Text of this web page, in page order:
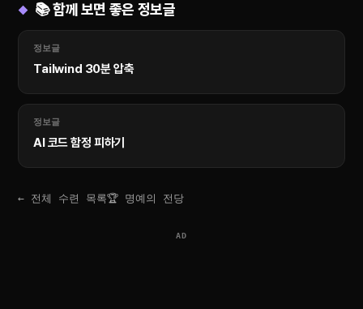
📚 함께 보면 좋은 정보글
정보글
Tailwind 30분 압축
정보글
AI 코드 함정 피하기
← 전체 수련 목록🏆 명예의 전당
AD